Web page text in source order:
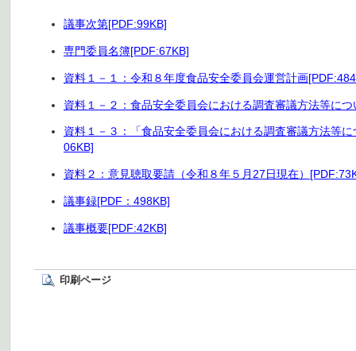
議事次第[PDF:99KB]
専門委員名簿[PDF:67KB]
資料１－１：令和８年度食品安全委員会運営計画
資料１－２：食品安全委員会における調査審議方法等に
資料１－３：「食品安全委員会における調査審議方法等
06KB]
資料２：意見聴取要請（令和８年５月27日現在）
議事録[PDF：498KB]
議事概要[PDF:42KB]
印刷ページ